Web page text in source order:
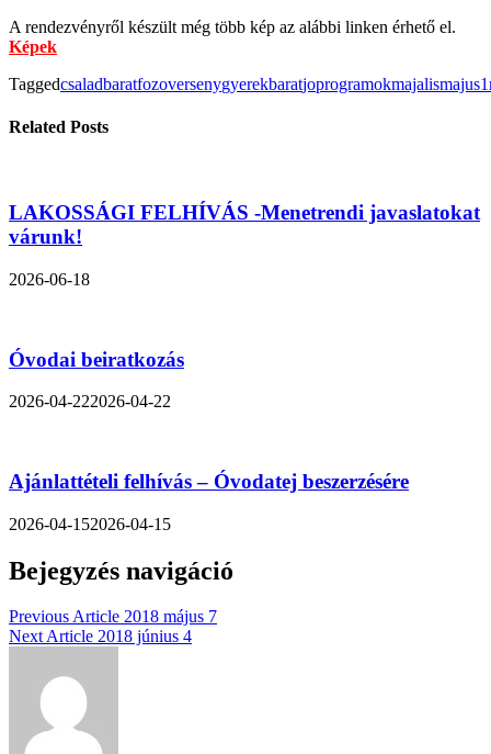
A rendezvényről készült még több kép az alábbi linken érhető el.
Képek
Taggedcsaladbaratfozoversenygyerekbaratjoprogramokmajalismajus1
Related Posts
LAKOSSÁGI FELHÍVÁS -Menetrendi javaslatokat
várunk!
2026-06-18
Óvodai beiratkozás
2026-04-222026-04-22
Ajánlattételi felhívás – Óvodatej beszerzésére
2026-04-152026-04-15
Bejegyzés navigáció
Previous Article 2018 május 7
Next Article 2018 június 4